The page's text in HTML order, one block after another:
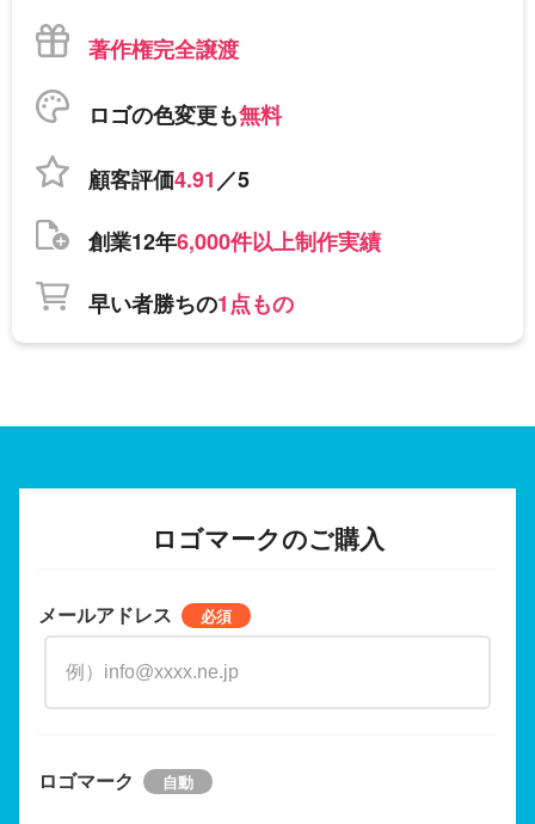
著作権完全譲渡
ロゴの色変更も無料
顧客評価4.91／5
創業12年6,000件以上制作実績
早い者勝ちの1点もの
ロゴマークのご購入
メールアドレス
ロゴマーク